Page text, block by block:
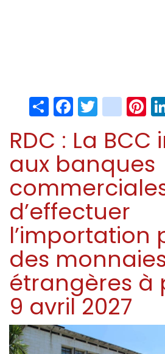
ShareFacebook
Twitter
RDC : La
aux banques
d’effectuer
l’importation
des
étrangères à
9 avril 2027